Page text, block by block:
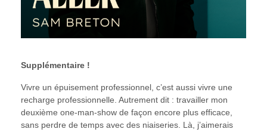
Supplémentaire !
Vivre un épuisement professionnel, c’est aussi vivre une
recharge professionnelle. Autrement dit : travailler mon
deuxième one-man-show de façon encore plus efficace,
sans perdre de temps avec des niaiseries. Là, j’aimerais